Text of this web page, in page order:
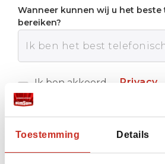
Toestemming Details
Wanneer kunnen wij u het
bereiken?
Ik ben akkoord
Privacy
Verstuur